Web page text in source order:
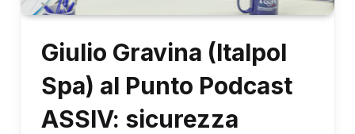
Giulio Gravina (Italpol
Spa) al Punto Podcast
ASSIV: sicurezza